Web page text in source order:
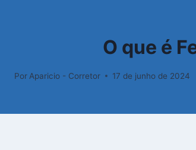
O que é
Por Aparicio - Corretor 17 de junho de 2024